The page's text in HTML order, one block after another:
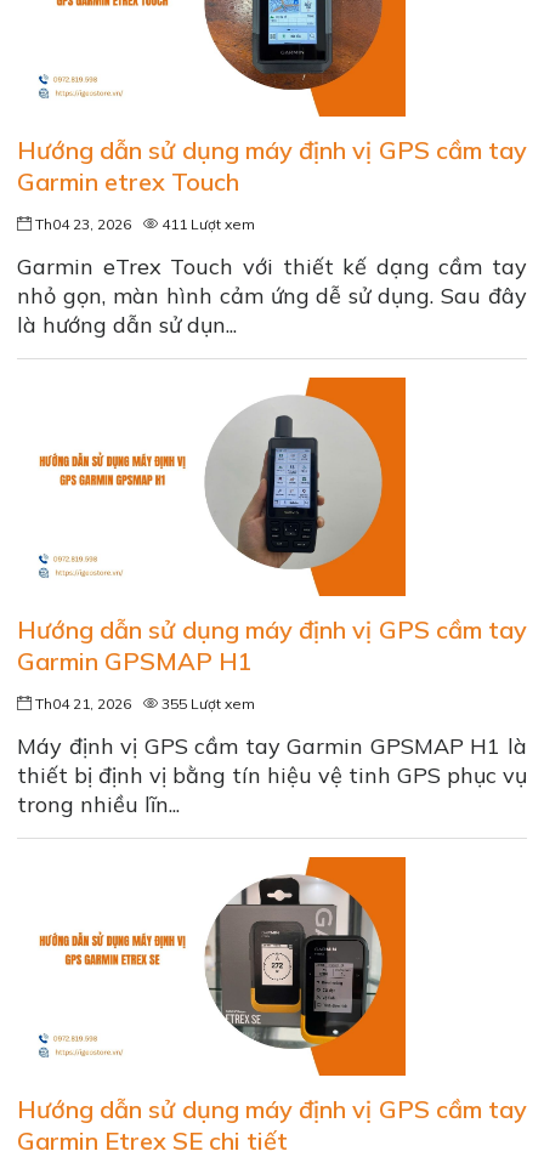
Hướng dẫn sử dụng máy định vị GPS cầm tay
Garmin etrex Touch
Th04 23, 2026 411 Lượt xem
Garmin eTrex Touch với thiết kế dạng cầm tay
nhỏ gọn, màn hình cảm ứng dễ sử dụng. Sau đây
là hướng dẫn sử dụn...
Hướng dẫn sử dụng máy định vị GPS cầm tay
Garmin GPSMAP H1
Th04 21, 2026 355 Lượt xem
Máy định vị GPS cầm tay Garmin GPSMAP H1 là
thiết bị định vị bằng tín hiệu vệ tinh GPS phục vụ
trong nhiều lĩn...
Hướng dẫn sử dụng máy định vị GPS cầm tay
Garmin Etrex SE chi tiết